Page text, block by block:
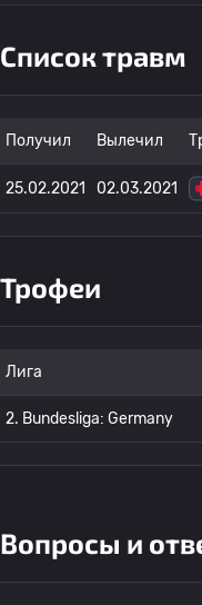
Список травм
Получил Вылечил
25.02.2021 02.03.2021
Трофеи
Лига
2. Bundesliga: Germany
Вопросы и